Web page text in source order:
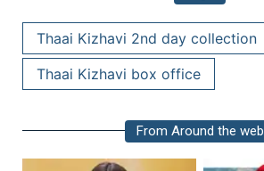
Thaai Kizhavi 2nd day collection
Thaai Kizhavi box office
From Around the web